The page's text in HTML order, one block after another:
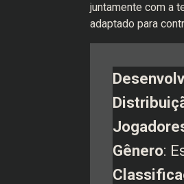
juntamente com a
adaptado para
Gênero: